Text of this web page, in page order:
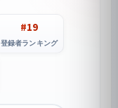
#19
登録者ランキング